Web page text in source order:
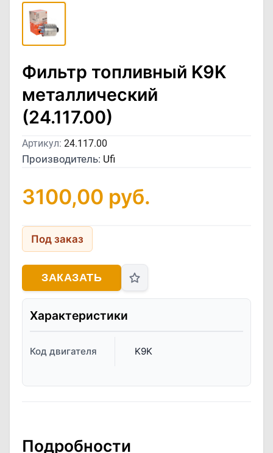
Фильтр топливный K9K
металлический
(24.117.00)
Артикул: 24.117.00
Производитель: Ufi
3100,00 руб.
Под заказ
ЗАКАЗАТЬ
Характеристики
Код двигателя K9K
Подробности